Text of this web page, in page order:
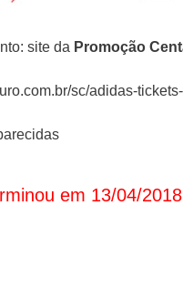
site da Promoção
sc/adidas-
em 13/04/